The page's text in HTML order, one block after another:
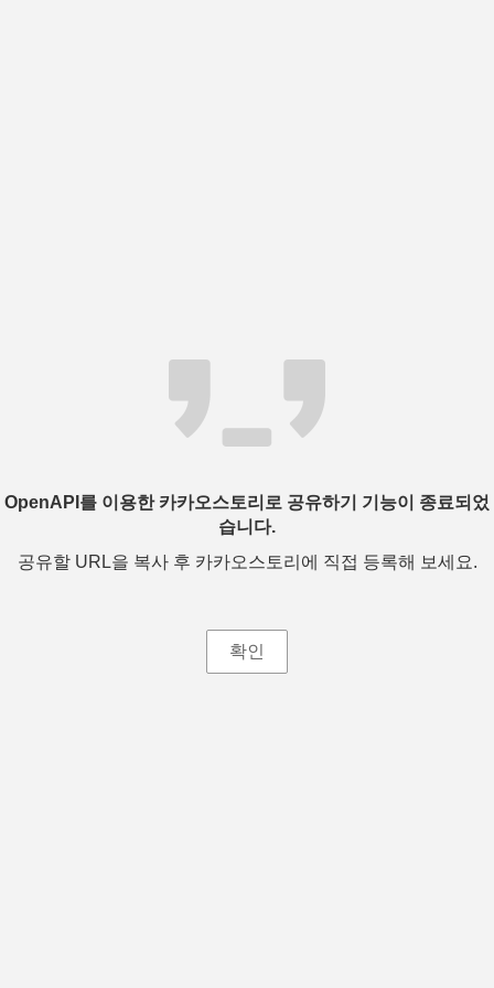
OpenAPI를 이용한 카카오스토리로 공유하기 기능이 종료되었
습니다.
공유할 URL을 복사 후 카카오스토리에 직접 등록해 보세요.
확인